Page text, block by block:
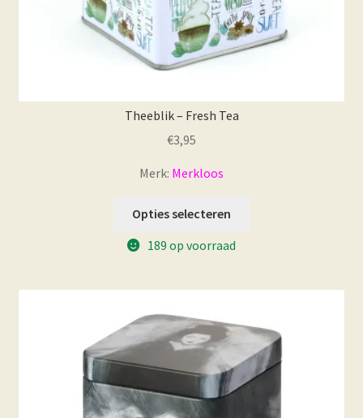
Theeblik – Fresh Tea
€3,95
Merk: Merkloos
Opties selecteren
189 op voorraad